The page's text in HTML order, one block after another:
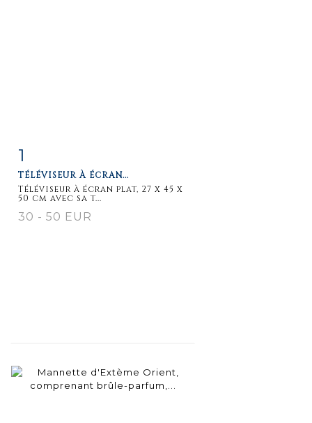
1
TÉLÉVISEUR À ÉCRAN...
Téléviseur à écran plat, 27 x 45 x
50 cm avec sa t...
30 - 50 EUR